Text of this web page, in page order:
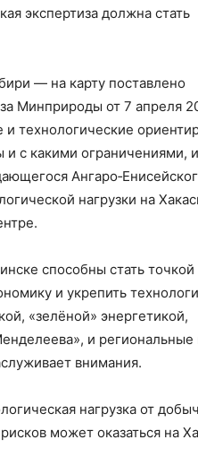
экспертиза должна стать
— на карту поставлено
Минприроды от 7 апреля
и технологические
и с какими ограничениями, и
нагрузки на
способны стать точкой
и укрепить
«зелёной» энергетикой,
и региональные
внимания.
нагрузка от
может оказаться на